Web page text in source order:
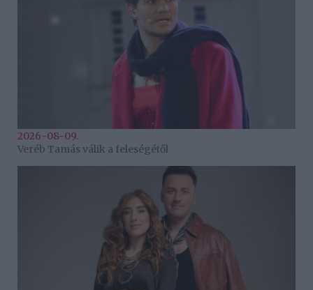
2026-08-09.
Veréb Tamás válik a feleségétől